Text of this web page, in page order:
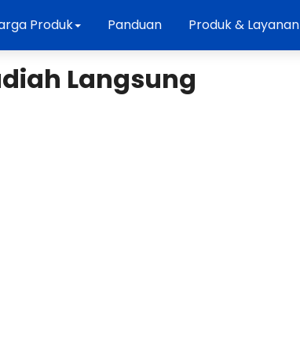
Produk Panduan Produk & Layanan
Langsung